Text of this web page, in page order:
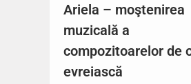
Ariela – moştenirea
muzicală a
compozitoarelor de
evreiască